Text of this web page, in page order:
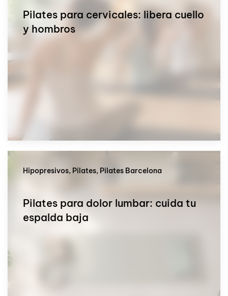
Pilates para cervicales: libera cuello
y hombros
Hipopresivos, Pilates, Pilates Barcelona
Pilates para dolor lumbar: cuida tu
espalda baja